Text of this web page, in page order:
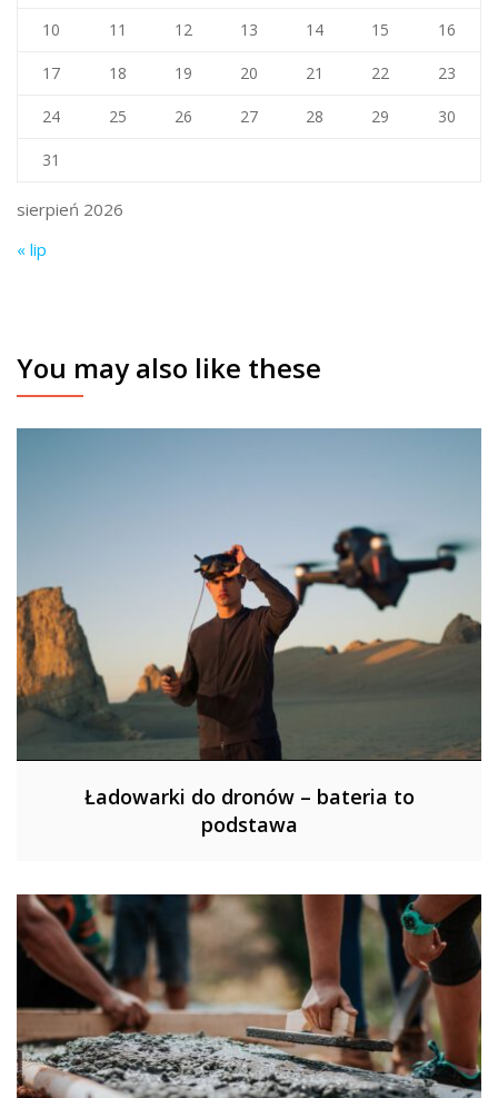
sierpień 2026
10 11 12 13 14 15 16
17 18 19 20 21 22 23
24 25 26 27 28 29 30
31
« lip
You may also like these
Ładowarki do dronów – bateria to
podstawa